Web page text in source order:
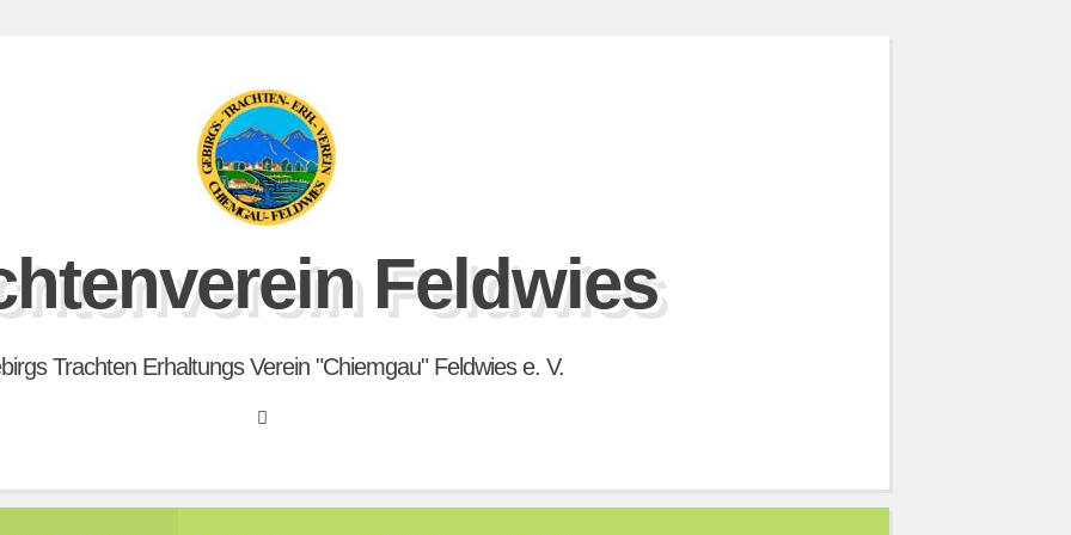
Feldwies
Trachten Erhaltungs Verein "Chiemgau" Feldwies e. V.
Search